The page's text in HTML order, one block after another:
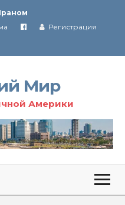
в Иране Регистрация
Мир
Америки